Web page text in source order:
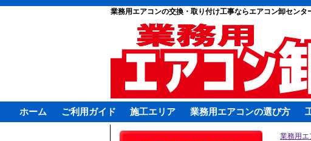
業務用エアコンの交換・取り付け工事ならエアコン卸センタ
ホーム ご利用ガイド 施工エリア 業務用エアコンの選び方
業務用エ